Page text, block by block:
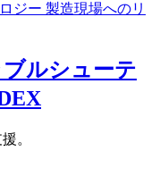
ジー 製造現場へのリ
ルシューテ
。